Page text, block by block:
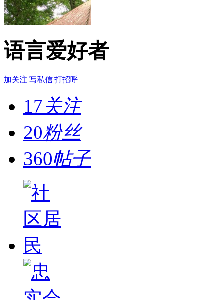
语言爱好者
加关注 写私信 打招呼
17关注
20粉丝
360帖子